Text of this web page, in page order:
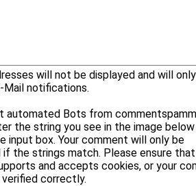
will not be displayed and will
Mail notifications.
automated Bots from
the string you see in the image
input box. Your comment will only be
the strings match. Please ensure
and accepts cookies, or your
correctly.